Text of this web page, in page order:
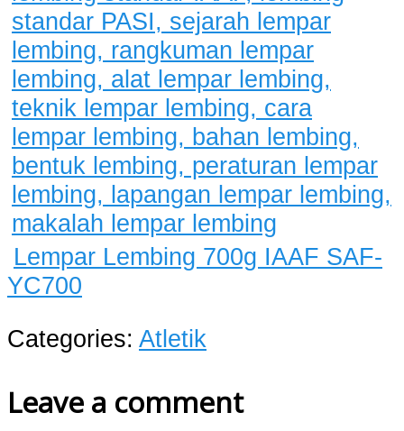
Lempar Lembing 700g IAAF SAF-
YC700
Categories: Atletik
Leave a comment